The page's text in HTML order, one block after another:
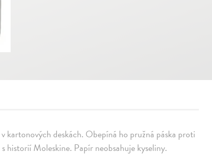
kartonových deskách. Obepíná ho pružná páska proti
historií Moleskine. Papír neobsahuje kyseliny.